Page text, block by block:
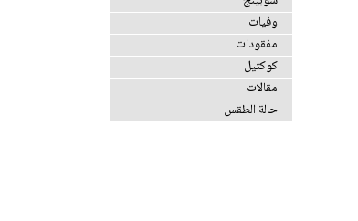
وفيات
مفقودات
كوكتيل
مقالات
حالة الطقس